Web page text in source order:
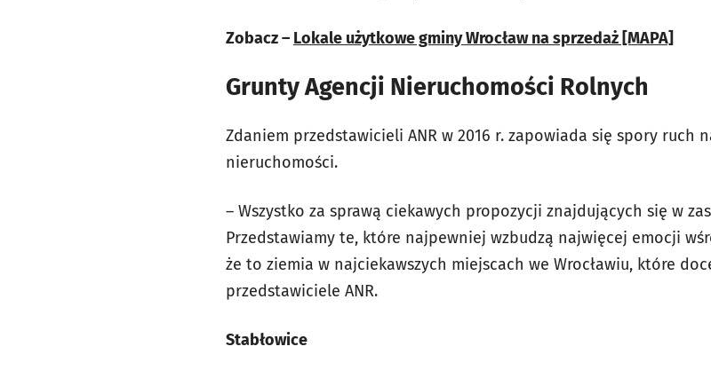
Zobacz – Lokale użytkowe gminy Wrocław na sprzedaż [MAPA]
Grunty Agencji Nieruchomości Rolnych
Zdaniem przedstawicieli ANR w 2016 r. zapowiada się spory ruch
nieruchomości.
– Wszystko za sprawą ciekawych propozycji znajdujących się w
Przedstawiamy te, które najpewniej wzbudzą najwięcej emocji
że to ziemia w najciekawszych miejscach we Wrocławiu, które
przedstawiciele ANR.
Stabłowice